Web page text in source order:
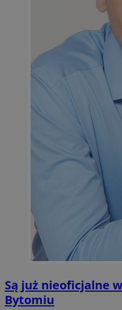
Są już nieoficjalne
Bytomiu